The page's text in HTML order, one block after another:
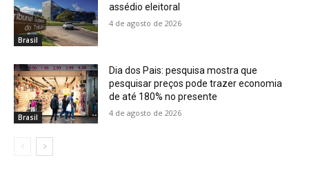
Brasil
assédio eleitoral
4 de agosto de 2026
Brasil
Dia dos Pais: pesquisa mostra que
pesquisar preços pode trazer economia
de até 180% no presente
4 de agosto de 2026